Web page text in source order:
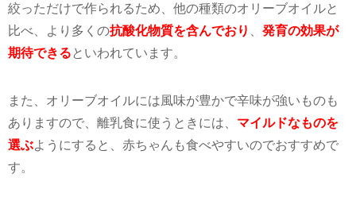
絞っただけで作られるため、他の種類のオリーブオイルと
比べ、より多くの抗酸化物質を含んでおり
発育の効果が
期待できる といわれています。
また、オリーブオイルには風味が豊かで辛味が強いものも
ありますので、離乳食に使うときには、 マイルドなものを
選ぶ ようにすると、赤ちゃんも食べやすいのでおすすめで
す。